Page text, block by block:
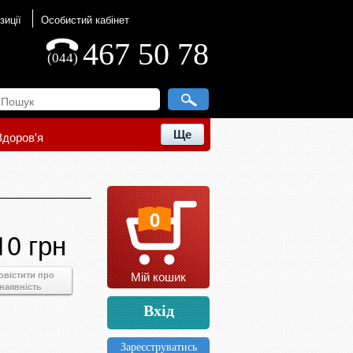
Особистий кабінет
467 50 78
(044)
Ще
грн
про
наявність
0
Мій кошик
Вхід
Зареєструватись